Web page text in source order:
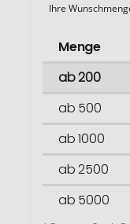
Ihre
Menge
ab 200
ab 500
ab 1000
ab 2500
ab 5000